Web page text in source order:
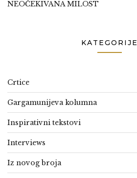
NEOČEKIVANA MILOST
KATEGORIJE
Crtice
Gargamunijeva kolumna
Inspirativni tekstovi
Interviews
Iz novog broja